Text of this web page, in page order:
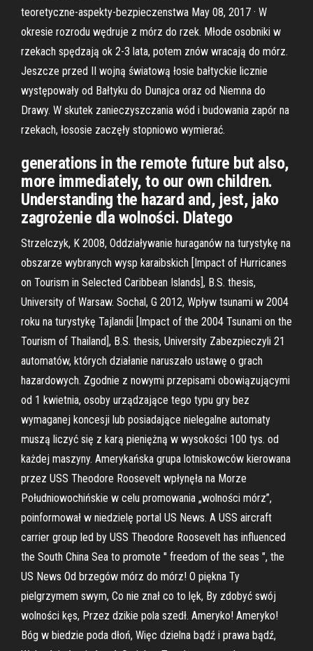
teoretyczne-aspekty-bezpieczenstwa May 08, 2017 · W
okresie rozrodu wędruje z mórz do rzek. Młode osobniki w
rzekach spędzają ok 2-3 lata, potem znów wracają do mórz.
Jeszcze przed II wojną światową łosie bałtyckie licznie
występowały od Bałtyku do Dunajca oraz od Niemna do
Drawy. W skutek zanieczyszczania wód i budowania zapór na
rzekach, łososie zaczęły stopniowo wymierać.
generations in the remote future but also,
more immediately, to our own children.
Understanding the hazard and, jest, jako
zagrożenie dla wolności. Dlatego
Strzelczyk, K 2008, Oddziaływanie huraganów na turystykę na
obszarze wybranych wysp karaibskich [Impact of Hurricanes
on Tourism in Selected Caribbean Islands], B.S. thesis,
University of Warsaw. Sochal, G 2012, Wpływ tsunami w 2004
roku na turystykę Tajlandii [Impact of the 2004 Tsunami on the
Tourism of Thailand], B.S. thesis, University Zabezpieczyli 21
automatów, których działanie naruszało ustawę o grach
hazardowych. Zgodnie z nowymi przepisami obowiązującymi
od 1 kwietnia, osoby urządzające tego typu gry bez
wymaganej koncesji lub posiadające nielegalne automaty
muszą liczyć się z karą pieniężną w wysokości 100 tys. od
każdej maszyny. Amerykańska grupa lotniskowców kierowana
przez USS Theodore Roosevelt wpłynęła na Morze
Południowochińskie w celu promowania „wolności mórz”,
poinformował w niedzielę portal US News. A USS aircraft
carrier group led by USS Theodore Roosevelt has influenced
the South China Sea to promote ′′ freedom of the seas ", the
US News Od brzegów mórz do mórz! O piękna Ty
pielgrzymem swym, Co nie znał co to lęk, By zdobyć swój
wolności kęs, Przez dzikie pola szedł. Ameryko! Ameryko!
Bóg w biedzie poda dłoń, Więc dzielna bądź i prawa bądź,